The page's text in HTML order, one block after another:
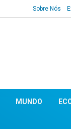
Sobre Nós
MUNDO